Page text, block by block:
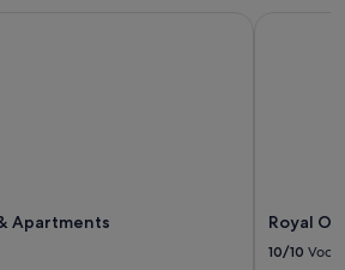
Apartments Royal
10/10